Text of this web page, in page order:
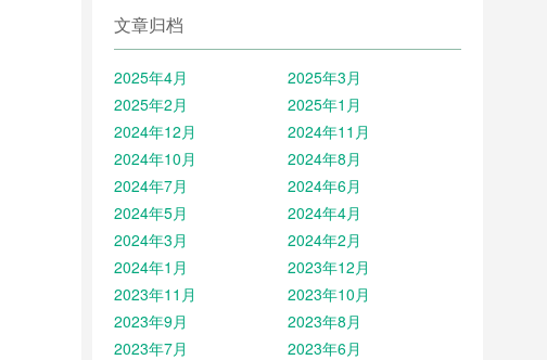
文章归档
2025年4月
2025年3月
2025年2月
2025年1月
2024年12月
2024年11月
2024年10月
2024年8月
2024年7月
2024年6月
2024年5月
2024年4月
2024年3月
2024年2月
2024年1月
2023年12月
2023年11月
2023年10月
2023年9月
2023年8月
2023年7月
2023年6月